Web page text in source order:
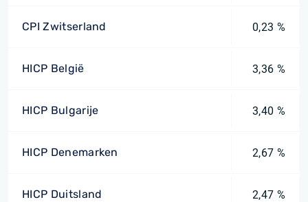
CPI Zwitserland 0,23 %
HICP België 3,36 %
HICP Bulgarije 3,40 %
HICP Denemarken 2,67 %
HICP Duitsland 2,47 %